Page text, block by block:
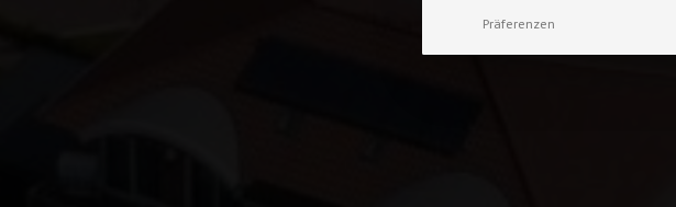
Präferenzen